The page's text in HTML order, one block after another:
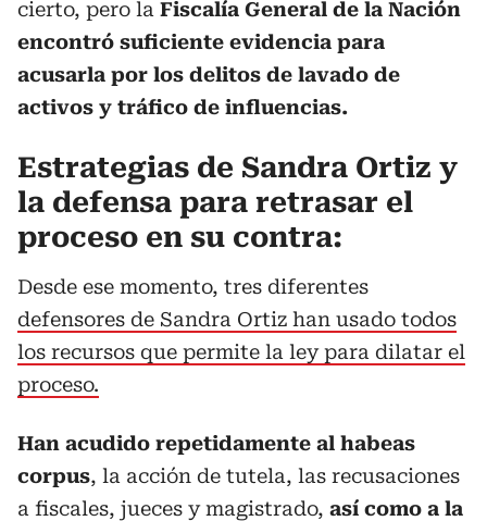
cierto, pero la Fiscalía General de la Nación
encontró suficiente evidencia para
acusarla por los delitos de lavado de
activos y tráfico de influencias.
Estrategias de Sandra Ortiz y
la defensa para retrasar el
proceso en su contra:
Desde ese momento, tres diferentes
defensores de Sandra Ortiz han usado todos
los recursos que permite la ley para dilatar el
proceso.
Han acudido repetidamente al habeas
corpus, la acción de tutela, las recusaciones
a fiscales, jueces y magistrado, así como a la